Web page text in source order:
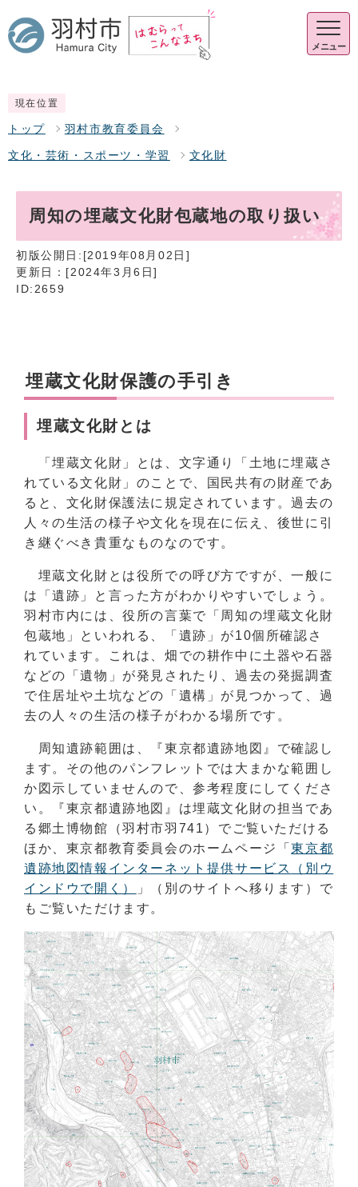
メニュー
現在位置
トップ 羽村市教育委員会
文化・芸術・スポーツ・学習 文化財
周知の埋蔵文化財包蔵地の取り扱い
初版公開日:[2019年08月02日]
更新日：[2024年3月6日]
ID:2659
埋蔵文化財保護の手引き
埋蔵文化財とは
「埋蔵文化財」とは、文字通り「土地に埋蔵さ
れている文化財」のことで、国民共有の財産であ
ると、文化財保護法に規定されています。過去の
人々の生活の様子や文化を現在に伝え、後世に引
き継ぐべき貴重なものなのです。
埋蔵文化財とは役所での呼び方ですが、一般に
は「遺跡」と言った方がわかりやすいでしょう。
羽村市内には、役所の言葉で「周知の埋蔵文化財
包蔵地」といわれる、「遺跡」が10個所確認さ
れています。これは、畑での耕作中に土器や石器
などの「遺物」が発見されたり、過去の発掘調査
で住居址や土坑などの「遺構」が見つかって、過
去の人々の生活の様子がわかる場所です。
周知遺跡範囲は、『東京都遺跡地図』で確認し
ます。その他のパンフレットでは大まかな範囲し
か図示していませんので、参考程度にしてくださ
い。『東京都遺跡地図』は埋蔵文化財の担当であ
る郷土博物館（羽村市羽741）でご覧いただける
ほか、東京都教育委員会のホームページ「東京都
遺跡地図情報インターネット提供サービス
（別ウ
インドウで開く）
」（別のサイトへ移ります）で
もご覧いただけます。